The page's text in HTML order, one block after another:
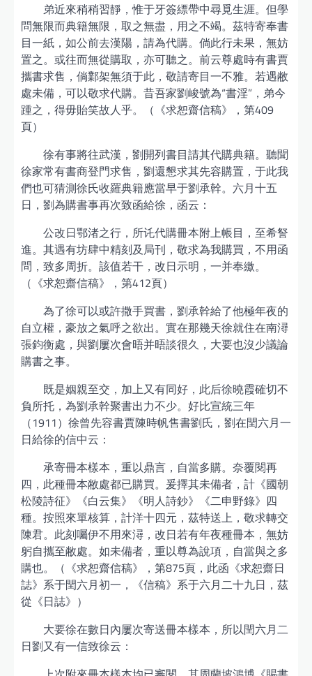
弟近來稍稍習靜，惟于牙簽縹帶中尋覓生涯。但學
問無限而典籍無限，取之無盡，用之不竭。茲特寄奉書
目一紙，如公前去漢陽，請為代購。倘此行未果，無妨
置之。或往而無從購取，亦可聽之。前云尊處時有書賈
攜書求售，倘鄴架無須于此，敬請寄目一不雅。若遇敝
處未備，可以敬求代購。昔吾家劉峻號為“書淫”，弟今
踵之，得毋貽笑故人乎。（《求恕齋信稿》，第409
頁）
徐有事將往武漢，劉開列書目請其代購典籍。聽聞
徐家常有書商登門求售，劉還懇求其先容購置，于此我
們也可猜測徐氏收羅典籍應當早于劉承幹。六月十五
日，劉為購書事再次致函給徐，函云：
公改日鄂渚之行，所讬代購冊本附上帳目，至希詧
進。其遇有坊肆中精刻及局刊，敬求為我購買，不用函
問，致多周折。該值若干，改日示明，一并奉繳。
（《求恕齋信稿》，第412頁）
為了徐可以或許撒手買書，劉承幹給了他極年夜的
自立權，豪放之氣呼之欲出。實在那幾天徐就住在南潯
張鈞衡處，與劉屢次會晤并晤談很久，大要也沒少議論
購書之事。
既是姻親至交，加上又有同好，此后徐曉霞確切不
負所托，為劉承幹聚書出力不少。好比宣統三年
（1911）徐曾先容書賈陳時帆售書劉氏，劉在閏六月一
日給徐的信中云：
承寄冊本樣本，重以鼎言，自當多購。奈覆閱再
四，此種冊本敝處都已購買。爰擇其未備者，計《國朝
松陵詩征》《白云集》《明人詩鈔》《二申野錄》四
種。按照來單核算，計洋十四元，茲特送上，敬求轉交
陳君。此刻囑伊不用來潯，改日若有年夜種冊本，無妨
躬自攜至敝處。如未備者，重以尊為說項，自當與之多
購也。（《求恕齋信稿》，第875頁，此函《求恕齋日
誌》系于閏六月初一，《信稿》系于六月二十九日，茲
從《日誌》）
大要徐在數日內屢次寄送冊本樣本，所以閏六月二
日劉又有一信致徐云：